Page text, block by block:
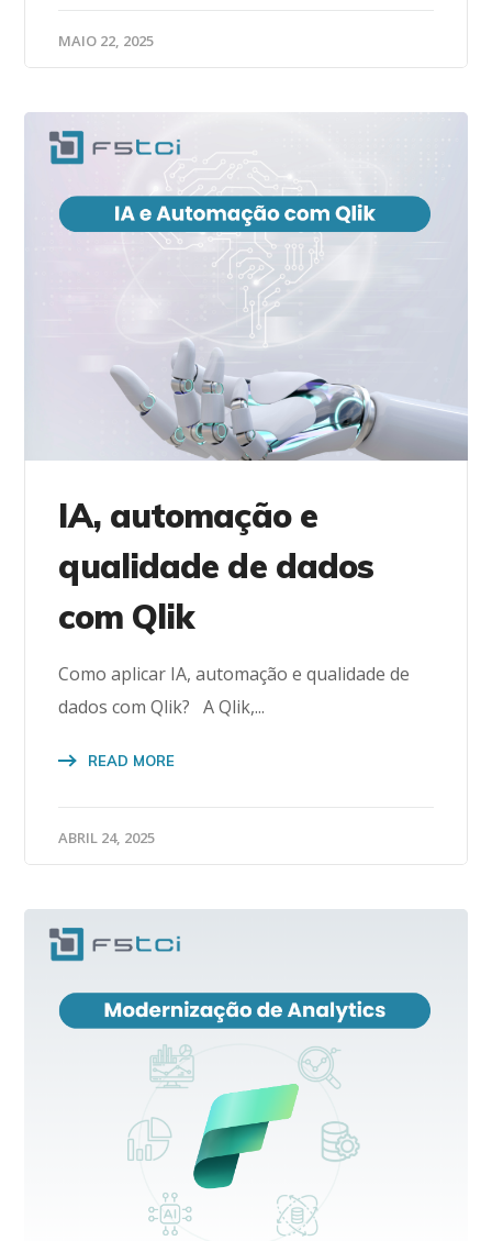
MAIO 22, 2025
IA, automação e
qualidade de dados
com Qlik
Como aplicar IA, automação e qualidade de
dados com Qlik? A Qlik,...
READ MORE
ABRIL 24, 2025